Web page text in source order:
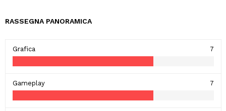
RASSEGNA PANORAMICA
Grafica 7
Gameplay 7